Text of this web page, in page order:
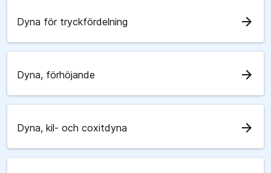
Dyna för tryckfördelning arrow_forward
Dyna, förhöjande arrow_forward
Dyna, kil- och coxitdyna arrow_forward